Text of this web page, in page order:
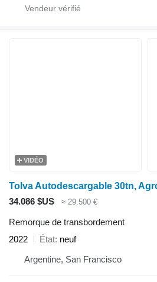
VIDÉO
Tolva Autodescargable 30tn,
34.086 $US
≈ 29.500 €
Remorque de transbordement
2022
État neuf
Argentine, San Francisco